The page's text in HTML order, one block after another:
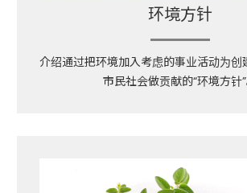
环境方针
介绍通过把环境加入考虑的事业活动为创
市民社会做贡献的“环境方针”